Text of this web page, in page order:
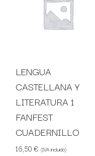
LENGUA
CASTELLANA Y
LITERATURA 1
FANFEST
CUADERNILLO
16,50€ (IVA incluido)